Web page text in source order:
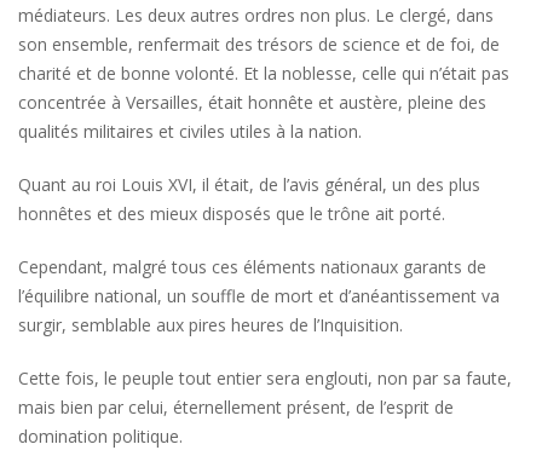
médiateurs. Les deux autres ordres non plus. Le clergé, dans
son ensemble, renfermait des trésors de science et de foi, de
charité et de bonne volonté. Et la noblesse, celle qui n’était pas
concentrée à Versailles, était honnête et austère, pleine des
qualités militaires et civiles utiles à la nation.
Quant au roi Louis XVI, il était, de l’avis général, un des plus
honnêtes et des mieux disposés que le trône ait porté.
Cependant, malgré tous ces éléments nationaux garants de
l’équilibre national, un souffle de mort et d’anéantissement va
surgir, semblable aux pires heures de l’Inquisition.
Cette fois, le peuple tout entier sera englouti, non par sa faute,
mais bien par celui, éternellement présent, de l’esprit de
domination politique.